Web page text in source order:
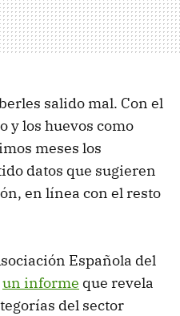
salido mal. Con el
y los huevos como
meses los
datos que sugieren
en línea con el resto
Española del
un informe que revela
del sector